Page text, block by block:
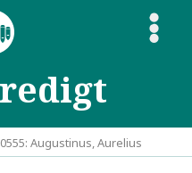
S
Augustinus, Aurelius